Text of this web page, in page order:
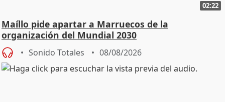
02:22
Maíllo pide apartar a Marruecos de la
organización del Mundial 2030
Sonido Totales 08/08/2026